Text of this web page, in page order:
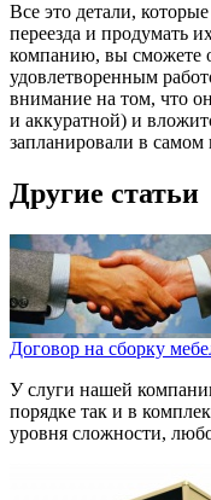
Все это детали,
переезда и продумать
компанию, вы сможете
удовлетворенным
внимание на том, что
и аккуратной) и
запланировали в самом
Другие статьи
Договор на сборку
У слуги нашей
порядке так и в
уровня сложности,